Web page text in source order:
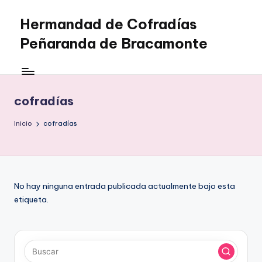
Saltar
contenido
Hermandad de Cofradías
Peñaranda de Bracamonte
cofradías
Inicio cofradías
No hay ninguna entrada publicada actualmente bajo esta
etiqueta.